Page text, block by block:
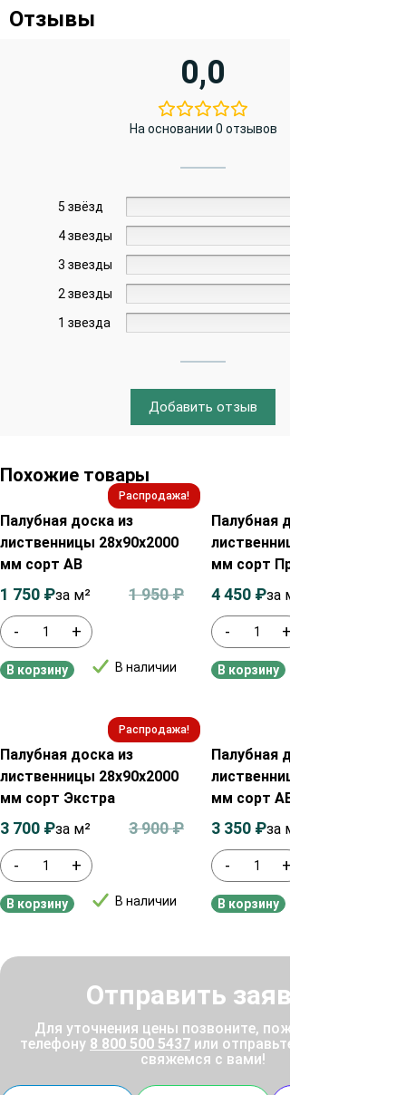
Отзывы
0,0
На основании 0 отзывов
5 звёзд
4 звезды
3 звезды
2 звезды
1 звезда
Добавить отзыв
Похожие товары
Распродажа!
Палубная доска из
лиственницы 28х90х2000
мм сорт АВ
- +
В наличии
1 950₽
1 750 ₽за м²
В корзину
Палубная доска из
лиственницы 45х115х2000
мм сорт Прима
- +
4 450 ₽за м²
В корзину
Распродажа!
Палубная доска из
лиственницы 28х90х2000
мм сорт Экстра
- +
В наличии
3 900₽
3 700 ₽за м²
В корзину
Палубная доска из
лиственницы 45х90х2000
мм сорт АВ
- +
3 350 ₽за м²
В корзину
Отправить заявку
Для уточнения цены позвоните, пожалуйста, по
телефону 8 800 500 5437 или отправьте заявку, и мы
свяжемся с вами!